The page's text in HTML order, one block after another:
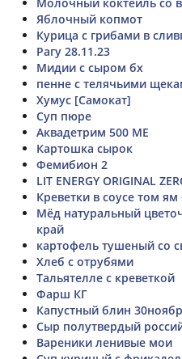
Яблочный копмот
Курица с грибами в
Рагу 28.11.23
Мидии с сыром бх
пенне с телячьими
Хумус [Самокат]
Суп пюре
Аквадетрим 500 МЕ
Картошка сырок
Фемибион 2
LIT ENERGY ORIGINAL
Креветки в соусе том ям
Мёд натуральный
край
картофель тушеный со
Хлеб с отрубями
Тальятелле с креветкой
Фарш КГ
Капустный блин
Сыр полутвердый
Вареники ленивые мои